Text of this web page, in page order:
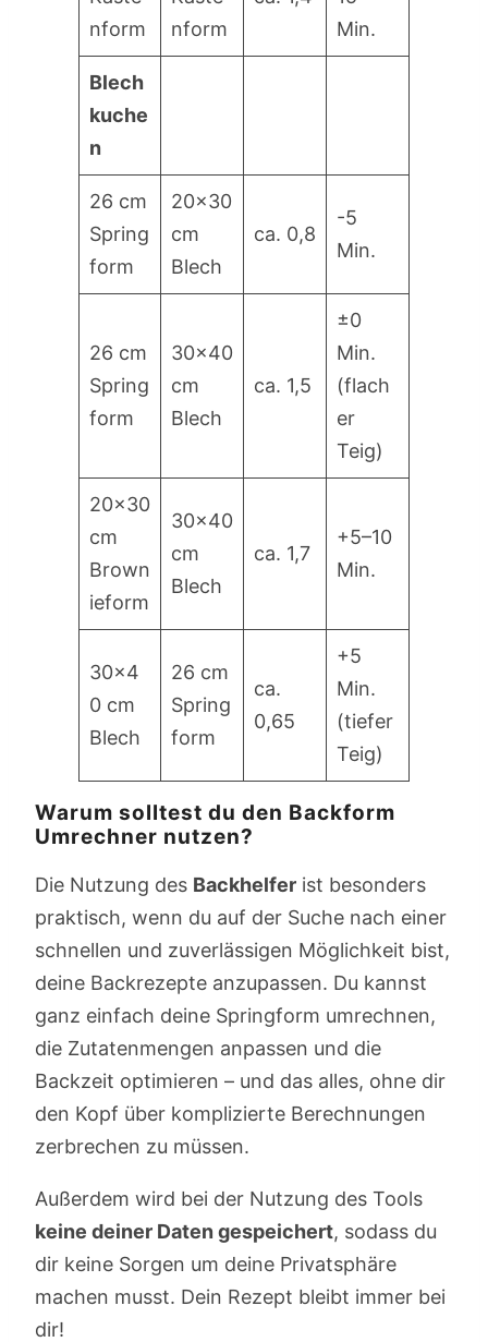
nform
nform
Min.
Blech
kuche
n
26 cm
Spring
form
20×30
cm
Blech
ca. 0,8
-5
Min.
26 cm
Spring
form
30×40
cm
Blech
ca. 1,5
±0
Min.
(flach
er
Teig)
20×30
cm
Brown
ieform
30×40
cm
Blech
ca. 1,7
+5–10
Min.
30×4
0 cm
Blech
26 cm
Spring
form
ca.
0,65
+5
Min.
(tiefer
Teig)
Warum solltest du den Backform
Umrechner nutzen?
Die Nutzung des Backhelfer ist besonders
praktisch, wenn du auf der Suche nach einer
schnellen und zuverlässigen Möglichkeit bist,
deine Backrezepte anzupassen. Du kannst
ganz einfach deine Springform umrechnen,
die Zutatenmengen anpassen und die
Backzeit optimieren – und das alles, ohne dir
den Kopf über komplizierte Berechnungen
zerbrechen zu müssen.
Außerdem wird bei der Nutzung des Tools
keine deiner Daten gespeichert, sodass du
dir keine Sorgen um deine Privatsphäre
machen musst. Dein Rezept bleibt immer bei
dir!